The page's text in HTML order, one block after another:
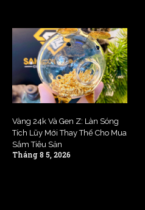
Vàng 24k Và Gen Z: Làn Sóng
Tích Lũy Mới Thay Thế Cho Mua
Sắm Tiêu Sản
Tháng 8 5, 2026